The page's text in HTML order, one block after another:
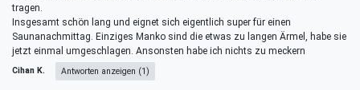
tragen.
Insgesamt schön lang und eignet sich eigentlich super für einen
Saunanachmittag. Einziges Manko sind die etwas zu langen Ärmel, habe sie
jetzt einmal umgeschlagen. Ansonsten habe ich nichts zu meckern
Cihan K. Antworten anzeigen (1)